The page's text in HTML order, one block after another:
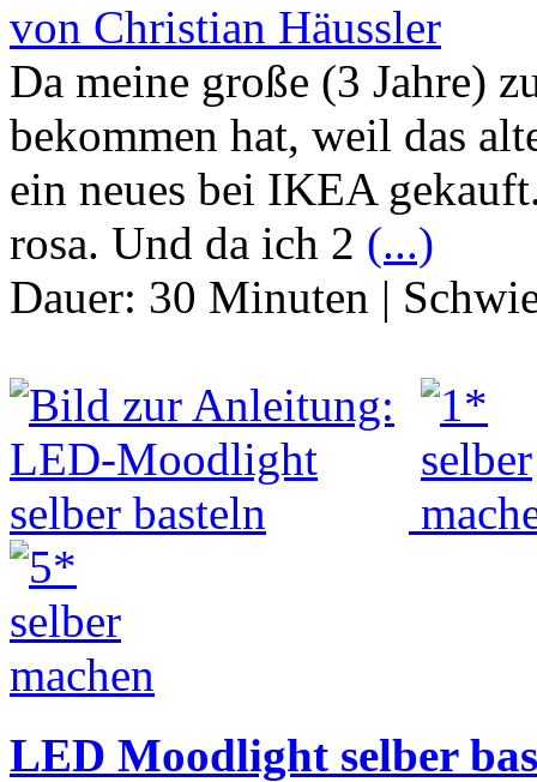
von Christian Häussler
Da meine große (3 Jahre)
bekommen hat, weil das
ein neues bei IKEA
rosa. Und da ich 2 (...)
Dauer: 30 Minuten |
LED Moodlight selber